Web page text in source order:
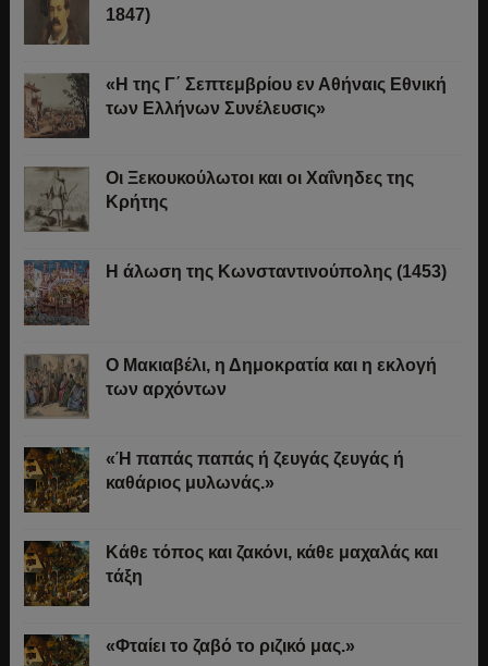
1847)
«Η της Γ΄ Σεπτεμβρίου εν Αθήναις Εθνική
των Ελλήνων Συνέλευσις»
Οι Ξεκουκούλωτοι και οι Χαΐνηδες της
Κρήτης
Η άλωση της Κωνσταντινούπολης (1453)
Ο Μακιαβέλι, η Δημοκρατία και η εκλογή
των αρχόντων
«Ή παπάς παπάς ή ζευγάς ζευγάς ή
καθάριος μυλωνάς.»
Κάθε τόπος και ζακόνι, κάθε μαχαλάς και
τάξη
«Φταίει το ζαβό το ριζικό μας.»